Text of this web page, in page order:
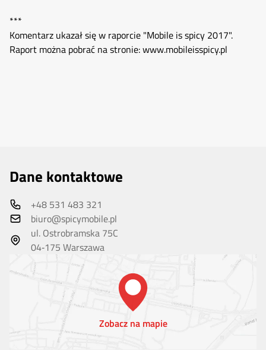
***
Komentarz ukazał się w raporcie "Mobile is spicy 2017".
Raport można pobrać na stronie:www.mobileisspicy.pl
Dane kontaktowe
+48 531 483 321
biuro@spicymobile.pl
ul. Ostrobramska 75C
04‑175 Warszawa
Zobacz na mapie